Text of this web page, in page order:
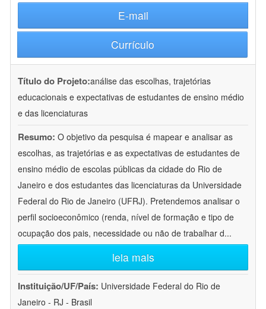
E-mail
Currículo
Título do Projeto:análise das escolhas, trajetórias
educacionais e expectativas de estudantes de ensino médio
e das licenciaturas
Resumo: O objetivo da pesquisa é mapear e analisar as
escolhas, as trajetórias e as expectativas de estudantes de
ensino médio de escolas públicas da cidade do Rio de
Janeiro e dos estudantes das licenciaturas da Universidade
Federal do Rio de Janeiro (UFRJ). Pretendemos analisar o
perfil socioeconômico (renda, nível de formação e tipo de
ocupação dos pais, necessidade ou não de trabalhar d...
leia mais
Instituição/UF/País: Universidade Federal do Rio de
Janeiro - RJ - Brasil